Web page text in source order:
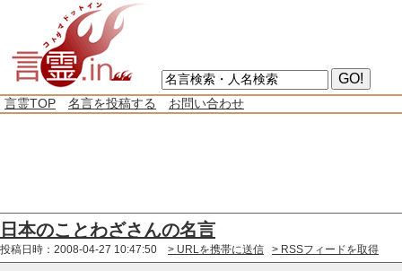
言霊TOP 名言を投稿する お問い合わせ
日本のことわざさんの名言
投稿日時：2008-04-27 10:47:50 > URLを携帯に送信 > RSSフィードを取得